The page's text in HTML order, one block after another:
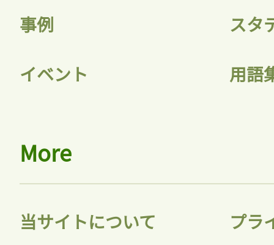
事例 スタ
イベント 用語
More
当サイトについて プラ